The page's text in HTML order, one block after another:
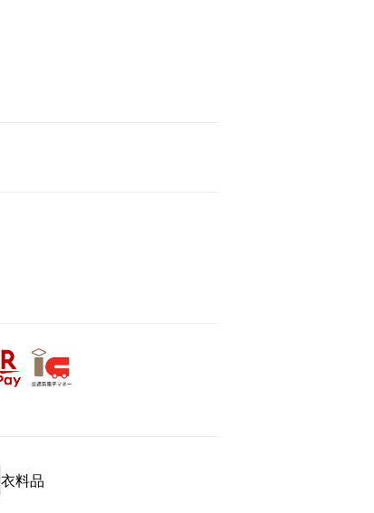
衣料品